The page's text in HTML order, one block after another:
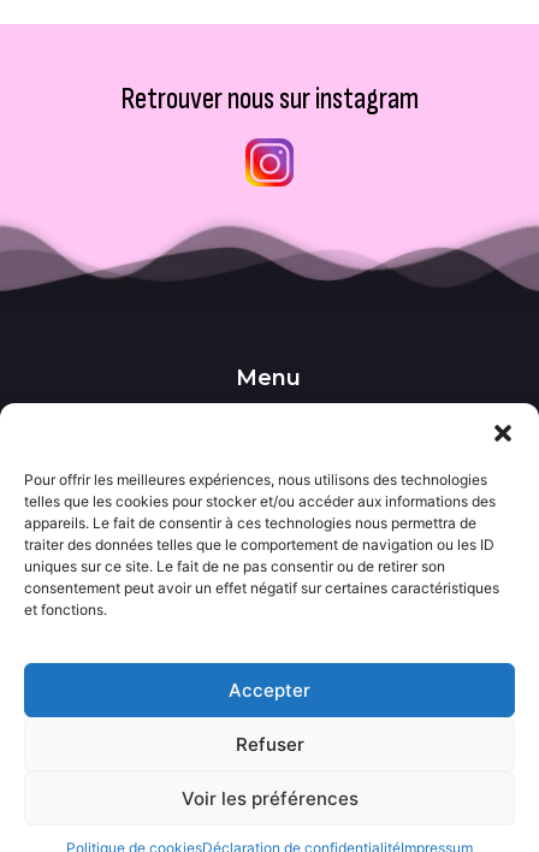
Pour offrir les meilleures expériences, nous utilisons des technologies
telles que les cookies pour stocker et/ou accéder aux informations des
appareils. Le fait de consentir à ces technologies nous permettra de
traiter des données telles que le comportement de navigation ou les ID
uniques sur ce site. Le fait de ne pas consentir ou de retirer son
consentement peut avoir un effet négatif sur certaines caractéristiques
et fonctions.
Accepter
Refuser
Voir les préférences
Politique de cookiesDéclaration de confidentialitéImpressum
Retrouver nous sur instagram
Menu
••• Accueil
••• Wishlist
••• Actualités
Informations
Contact
••• Nous contacter
Avecloveshop.fr tout droits réservé.